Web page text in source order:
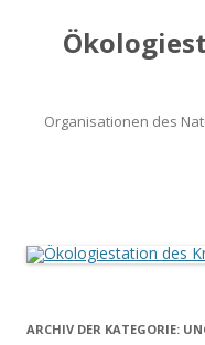
Organisationen des
ARCHIV DER KATEGORIE: